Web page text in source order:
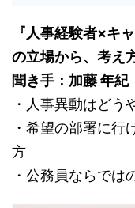
『人事経験者×キ
の立場から、考え
聞き手：加藤 年紀
・人事異動はどう
・希望の部署に行
方
・公務員ならでは